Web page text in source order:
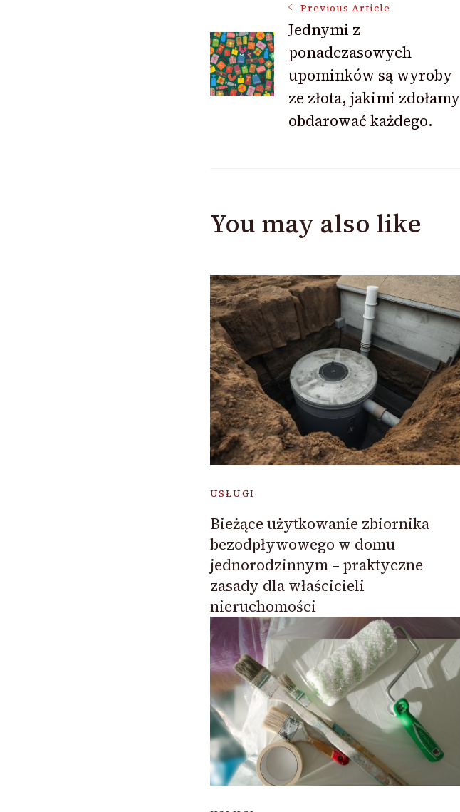
Navigation
Previous Article
Jednymi z
ponadczasowych
upominków są wyroby
ze złota, jakimi zdołamy
obdarować każdego.
You may also like
USŁUGI
Bieżące użytkowanie zbiornika
bezodpływowego w domu
jednorodzinnym – praktyczne
zasady dla właścicieli
nieruchomości